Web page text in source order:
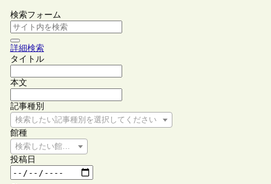
検索フォーム
詳細検索
タイトル
本文
記事種別
検索したい記事種別を選択してください
館種
検索したい館種を選択してください
投稿日